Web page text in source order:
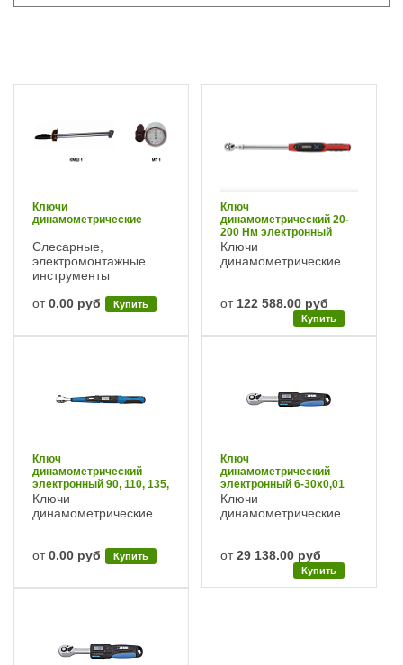
Ключи
динамометрические
Слесарные,
электромонтажные
инструменты
от0.00 руб Купить
Ключ
динамометрический 20-
200 Нм электронный
Fervi
Ключи
динамометрические
от 122 588.00 руб
Купить
Ключ
динамометрический
электронный 90, 110, 135,
160, 190 Нм Fervi
Ключи
динамометрические
от0.00 руб Купить
Ключ
динамометрический
электронный 6-30х0,01
Нм Fervi
Ключи
динамометрические
от29 138.00 руб
Купить